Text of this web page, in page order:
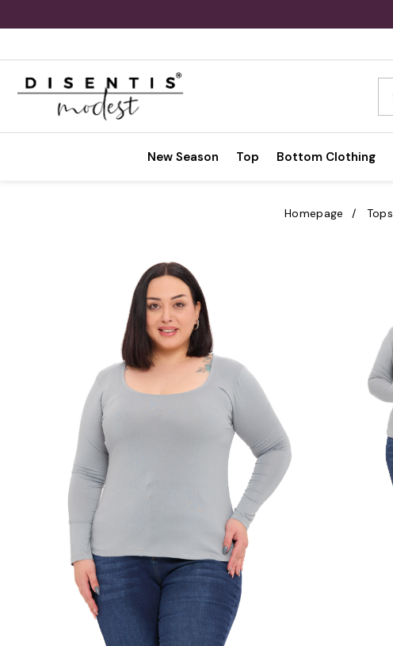
New Season Top Bottom Clothing
Homepage Tops